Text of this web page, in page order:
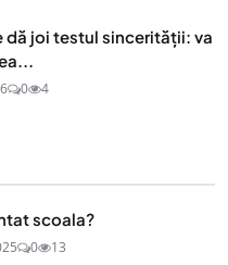
dă joi testul sincerității: va
0 4
scoala?
0 13